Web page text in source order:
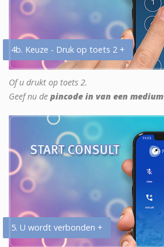
4b. Keuze - Druk op toets 2 +
Of u drukt op toets 2.
Geef nu de pincode in van een medium
5. U wordt verbonden +